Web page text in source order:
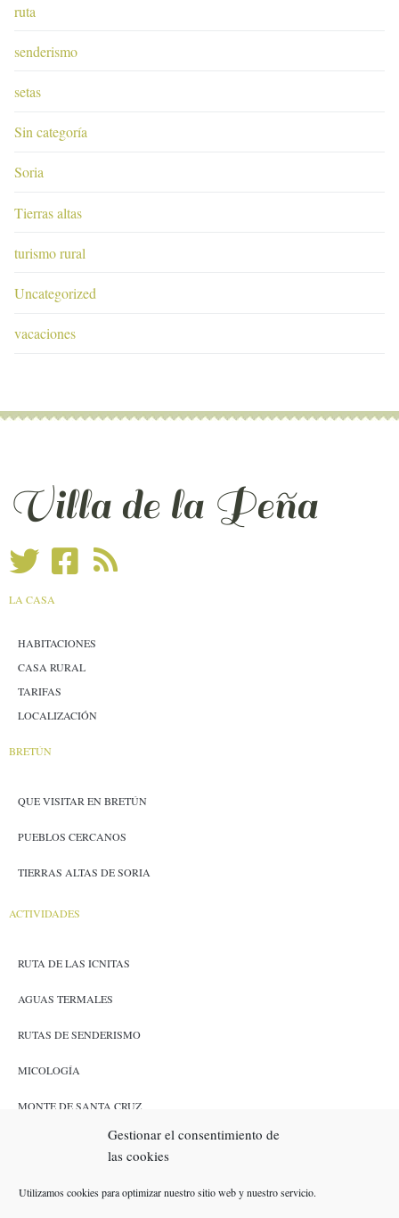
Gestionar el consentimiento de
las cookies
Utilizamos cookies para optimizar nuestro sitio web y nuestro servicio.
ruta
senderismo
setas
Sin categoría
Soria
Tierras altas
turismo rural
Uncategorized
vacaciones
Villa de la Peña
LA CASA
HABITACIONES
CASA RURAL
TARIFAS
LOCALIZACIÓN
BRETÚN
QUE VISITAR EN BRETÚN
PUEBLOS CERCANOS
TIERRAS ALTAS DE SORIA
ACTIVIDADES
RUTA DE LAS ICNITAS
AGUAS TERMALES
RUTAS DE SENDERISMO
MICOLOGÍA
MONTE DE SANTA CRUZ